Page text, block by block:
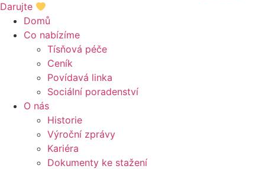
Darujte
Domů
Co nabízíme
Tísňová péče
Ceník
Povídavá linka
Sociální poradenství
O nás
Historie
Výroční zprávy
Kariéra
Dokumenty ke stažení